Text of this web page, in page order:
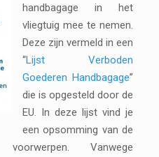
handbagage in het
vliegtuig mee te nemen.
Deze zijn vermeld in een
“Lijst Verboden
Goederen Handbagage”
die is opgesteld door de
EU. In deze lijst vind je
een opsomming van de
Vanwege